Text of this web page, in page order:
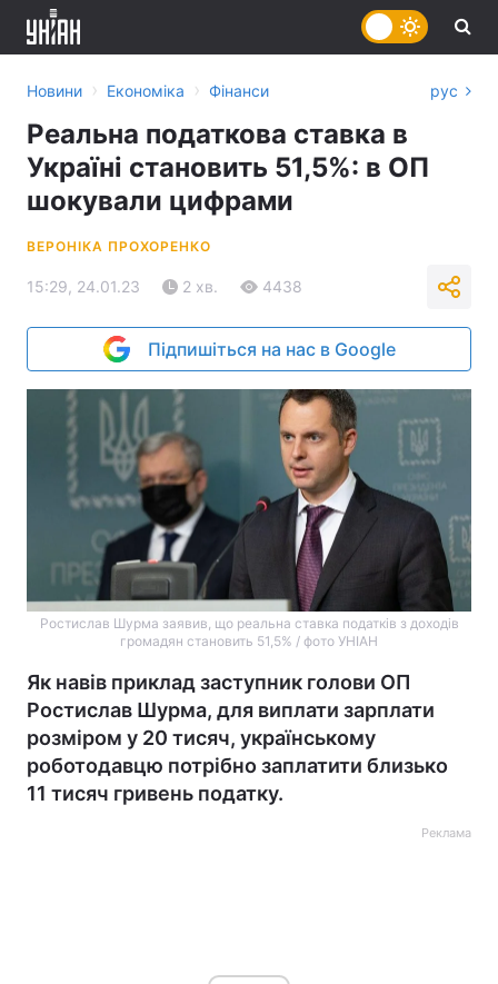
Новини › Економіка › Фінанси рус
Реальна податкова ставка в
Україні становить 51,5%: в ОП
шокували цифрами
ВЕРОНІКА ПРОХОРЕНКО
15:29, 24.01.23 2 хв. 4438
Підпишіться на нас в Google
Ростислав Шурма заявив, що реальна ставка податків з доходів
громадян становить 51,5% / фото УНІАН
Як навів приклад заступник голови ОП
Ростислав Шурма, для виплати зарплати
розміром у 20 тисяч, українському
роботодавцю потрібно заплатити близько
11 тисяч гривень податку.
Реклама